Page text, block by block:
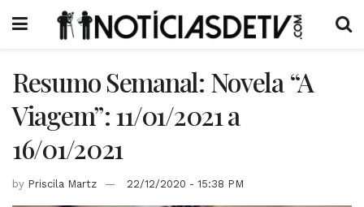
Resumo Semanal: Novela “A
Viagem”: 11/01/2021 a
16/01/2021
by Priscila Martz 22/12/2020 - 15:38 PM